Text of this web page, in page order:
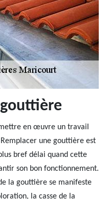
en œuvre un travail
une gouttière est
bref délai quand cette
son bon fonctionnement.
la gouttière se manifeste
la casse de la